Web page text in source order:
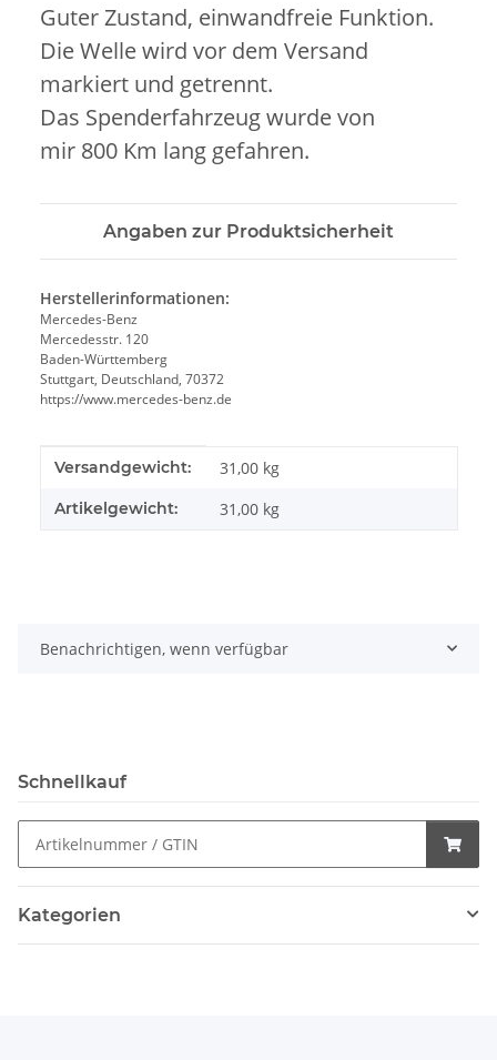
Guter Zustand, einwandfreie Funktion.
Die Welle wird vor dem Versand
markiert und getrennt.
Das Spenderfahrzeug wurde von
mir 800 Km lang gefahren.
Angaben zur Produktsicherheit
Herstellerinformationen:
Mercedes-Benz
Mercedesstr. 120
Baden-Württemberg
Stuttgart, Deutschland, 70372
https://www.mercedes-benz.de
Produkteigenschaft
Wert
Versandgewicht: 31,00 kg
Artikelgewicht: 31,00 kg
Benachrichtigen, wenn verfügbar
Schnellkauf
Kategorien